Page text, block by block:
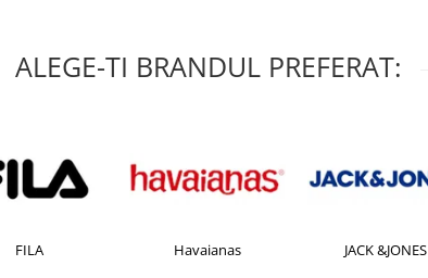
ALEGE-TI BRANDUL PREFERAT:
FILA Havaianas JACK &JONES